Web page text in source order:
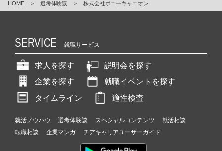
HOME ＞ 選考体験談 ＞ 株式会社ポニーキャニオン
SERVICE 就職サービス
求人を探す
説明会を探す
企業を探す
就職イベントを探す
タイムライン
適性検査
就活ノウハウ 選考体験談 スペシャルコンテンツ
就活相談
転職相談
企業マンガ チアキャリアユーザーガイド